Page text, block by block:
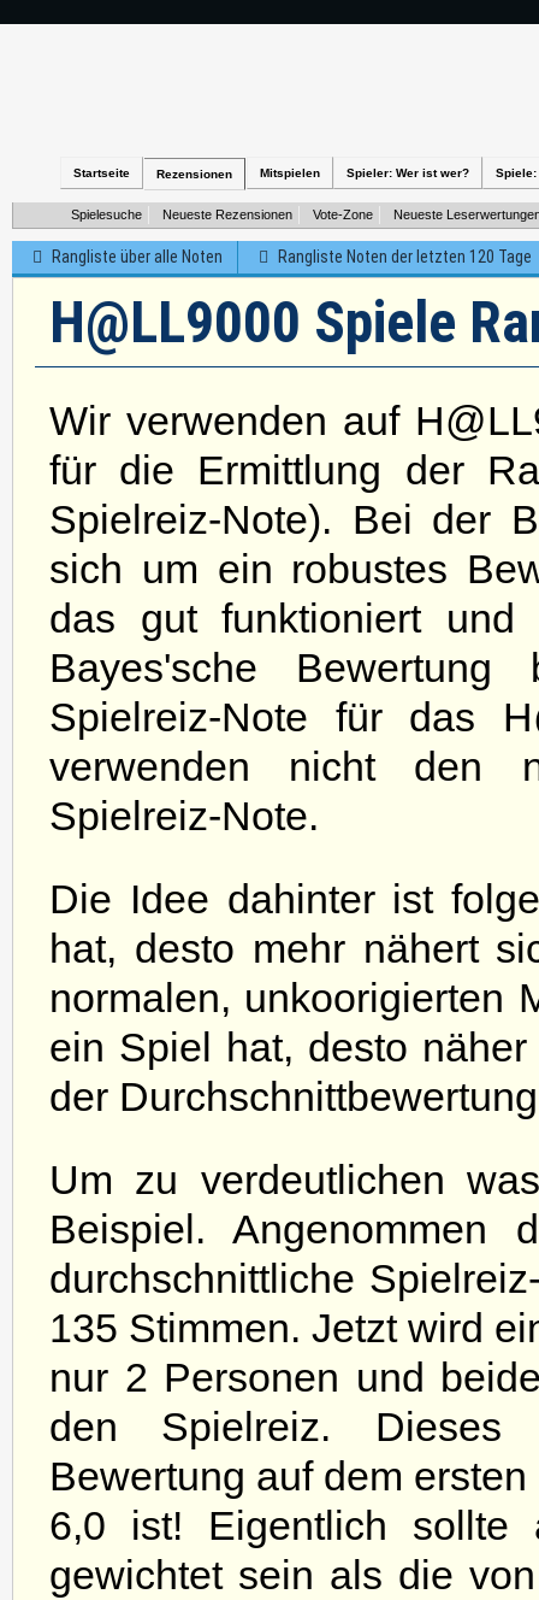
Startseite Rezensionen Mitspielen Spieler: Wer ist wer? Spiele:
Spielesuche Neueste Rezensionen Vote-Zone Neueste
Rangliste über alle Noten Rangliste Noten der letzten 120 Tage
H@LL9000 Spiele
Wir verwenden auf
für die Ermittlung der
Spielreiz-Note). Bei der
sich um ein robustes
das gut funktioniert
Bayes'sche
Spielreiz-Note für das
verwenden nicht den
Spielreiz-Note.
Die Idee dahinter ist
hat, desto mehr nähert
normalen, unkoorigierten
ein Spiel hat, desto
der
Um zu verdeutlichen
Beispiel.
durchschnittliche
135 Stimmen. Jetzt wird
nur 2 Personen und
den Spielreiz. Dieses
Bewertung auf dem
6,0 ist! Eigentlich sollte
gewichtet sein als die